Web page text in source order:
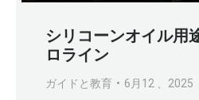
シリコーンオイル用
ロライン
ガイドと教育 6月12 、2025